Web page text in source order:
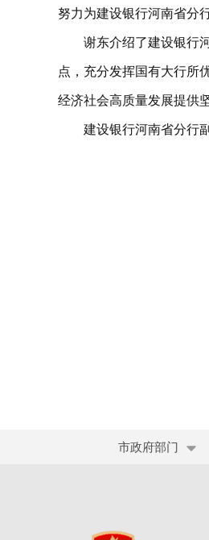
努力为建设银行河南省分
谢东介绍了建设银行
点，充分发挥国有大行所
经济社会高质量发展提供
建设银行河南省分行
市政府部门